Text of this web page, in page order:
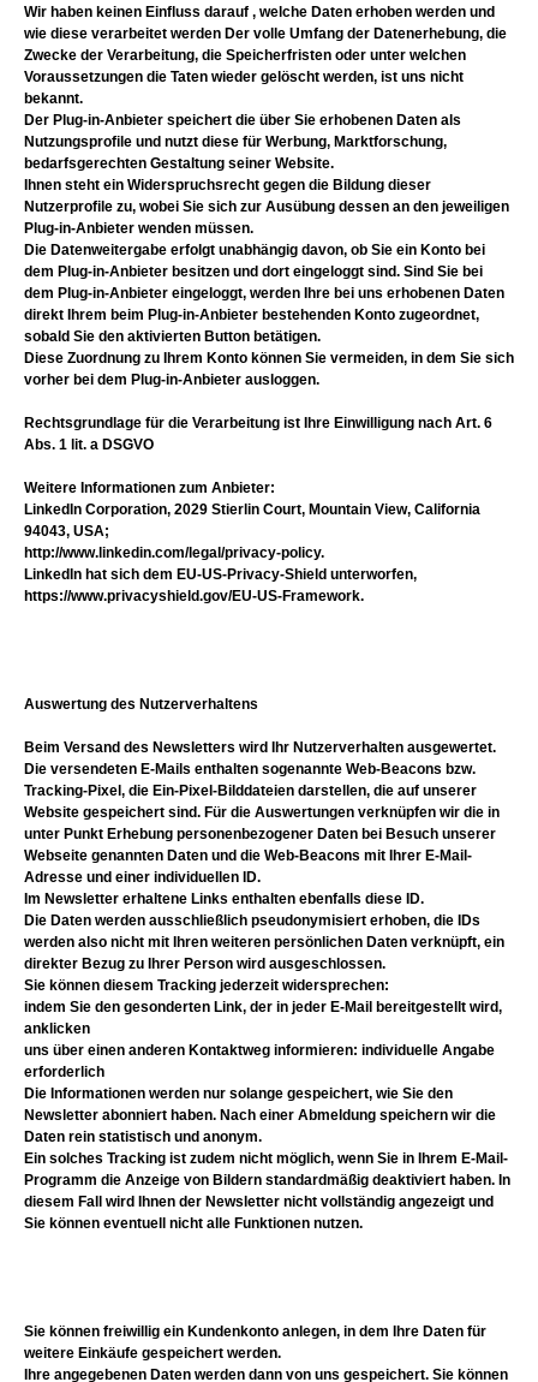
Wir haben keinen Einfluss darauf , welche Daten erhoben werden und
wie diese verarbeitet werden Der volle Umfang der Datenerhebung, die
Zwecke der Verarbeitung, die Speicherfristen oder unter welchen
Voraussetzungen die Taten wieder gelöscht werden, ist uns nicht
bekannt.
Der Plug-in-Anbieter speichert die über Sie erhobenen Daten als
Nutzungsprofile und nutzt diese für Werbung, Marktforschung,
bedarfsgerechten Gestaltung seiner Website.
Ihnen steht ein Widerspruchsrecht gegen die Bildung dieser
Nutzerprofile zu, wobei Sie sich zur Ausübung dessen an den jeweiligen
Plug-in-Anbieter wenden müssen.
Die Datenweitergabe erfolgt unabhängig davon, ob Sie ein Konto bei
dem Plug-in-Anbieter besitzen und dort eingeloggt sind. Sind Sie bei
dem Plug-in-Anbieter eingeloggt, werden Ihre bei uns erhobenen Daten
direkt Ihrem beim Plug-in-Anbieter bestehenden Konto zugeordnet,
sobald Sie den aktivierten Button betätigen.
Diese Zuordnung zu Ihrem Konto können Sie vermeiden, in dem Sie sich
vorher bei dem Plug-in-Anbieter ausloggen.
Rechtsgrundlage für die Verarbeitung ist Ihre Einwilligung nach Art. 6
Abs. 1 lit. a DSGVO
Weitere Informationen zum Anbieter:
LinkedIn Corporation, 2029 Stierlin Court, Mountain View, California
94043, USA;
http://www.linkedin.com/legal/privacy-policy.
LinkedIn hat sich dem EU-US-Privacy-Shield unterworfen,
https://www.privacyshield.gov/EU-US-Framework.
Auswertung des Nutzerverhaltens
Beim Versand des Newsletters wird Ihr Nutzerverhalten ausgewertet.
Die versendeten E-Mails enthalten sogenannte Web-Beacons bzw.
Tracking-Pixel, die Ein-Pixel-Bilddateien darstellen, die auf unserer
Website gespeichert sind. Für die Auswertungen verknüpfen wir die in
unter Punkt Erhebung personenbezogener Daten bei Besuch unserer
Webseite genannten Daten und die Web-Beacons mit Ihrer E-Mail-
Adresse und einer individuellen ID.
Im Newsletter erhaltene Links enthalten ebenfalls diese ID.
Die Daten werden ausschließlich pseudonymisiert erhoben, die IDs
werden also nicht mit Ihren weiteren persönlichen Daten verknüpft, ein
direkter Bezug zu Ihrer Person wird ausgeschlossen.
Sie können diesem Tracking jederzeit widersprechen:
indem Sie den gesonderten Link, der in jeder E-Mail bereitgestellt wird,
anklicken
uns über einen anderen Kontaktweg informieren: individuelle Angabe
erforderlich
Die Informationen werden nur solange gespeichert, wie Sie den
Newsletter abonniert haben. Nach einer Abmeldung speichern wir die
Daten rein statistisch und anonym.
Ein solches Tracking ist zudem nicht möglich, wenn Sie in Ihrem E-Mail-
Programm die Anzeige von Bildern standardmäßig deaktiviert haben. In
diesem Fall wird Ihnen der Newsletter nicht vollständig angezeigt und
Sie können eventuell nicht alle Funktionen nutzen.
Sie können freiwillig ein Kundenkonto anlegen, in dem Ihre Daten für
weitere Einkäufe gespeichert werden.
Ihre angegebenen Daten werden dann von uns gespeichert. Sie können